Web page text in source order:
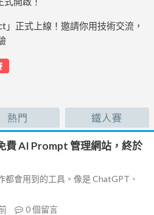
正式上線！邀請你用技術交流，
熱門 鐵人賽
費 AI Prompt 管理網站，終於
都會用到的工具。像是 ChatGPT、
0個留言